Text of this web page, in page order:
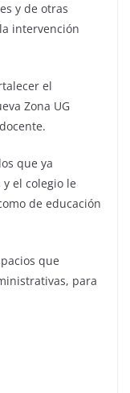
y de otras
intervención
el
Zona UG
que ya
el colegio le
de educación
que
para